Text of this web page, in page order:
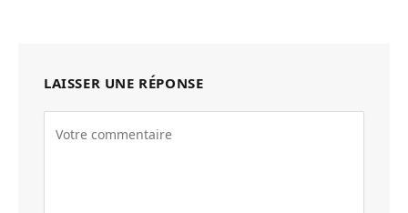
LAISSER UNE RÉPONSE